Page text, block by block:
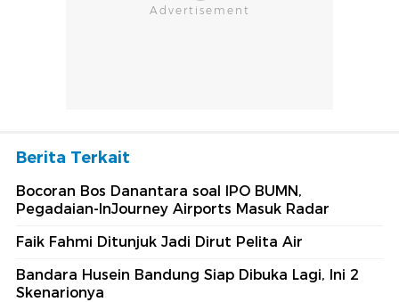
Berita Terkait
Bocoran Bos Danantara soal IPO BUMN,
Pegadaian-InJourney Airports Masuk Radar
Faik Fahmi Ditunjuk Jadi Dirut Pelita Air
Bandara Husein Bandung Siap Dibuka Lagi, Ini 2
Skenarionya